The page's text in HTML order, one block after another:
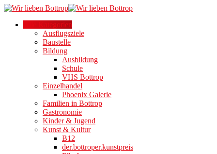
Alle Kategorien
Ausflugsziele
Baustelle
Bildung
Ausbildung
Schule
VHS Bottrop
Einzelhandel
Phoenix Galerie
Familien in Bottrop
Gastronomie
Kinder & Jugend
Kunst & Kultur
B12
der.bottroper.kunstpreis